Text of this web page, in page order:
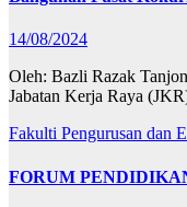
14/08/2024
Oleh: Bazli Razak
Jabatan Kerja Raya
Fakulti Pengurusan dan
FORUM